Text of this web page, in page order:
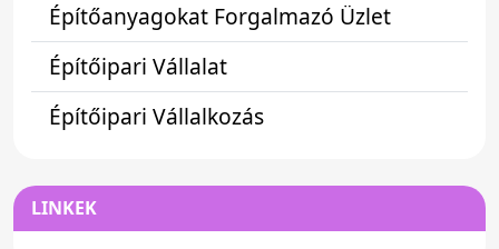
Építőanyagokat Forgalmazó Üzlet
Építőipari Vállalat
Építőipari Vállalkozás
LINKEK